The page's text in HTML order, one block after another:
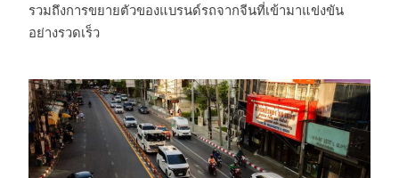
รวมถึงการขยายตัวของแบรนด์รถจากจีนที่เข้ามาแข่งขัน
อย่างรวดเร็ว